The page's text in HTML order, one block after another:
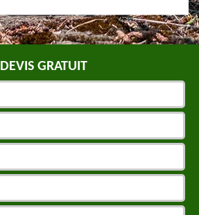
DEVIS GRATUIT